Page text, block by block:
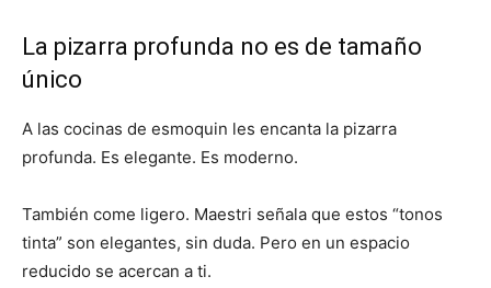
La pizarra profunda no es de tamaño
único
A las cocinas de esmoquin les encanta la pizarra
profunda. Es elegante. Es moderno.
También come ligero. Maestri señala que estos “tonos
tinta” son elegantes, sin duda. Pero en un espacio
reducido se acercan a ti.